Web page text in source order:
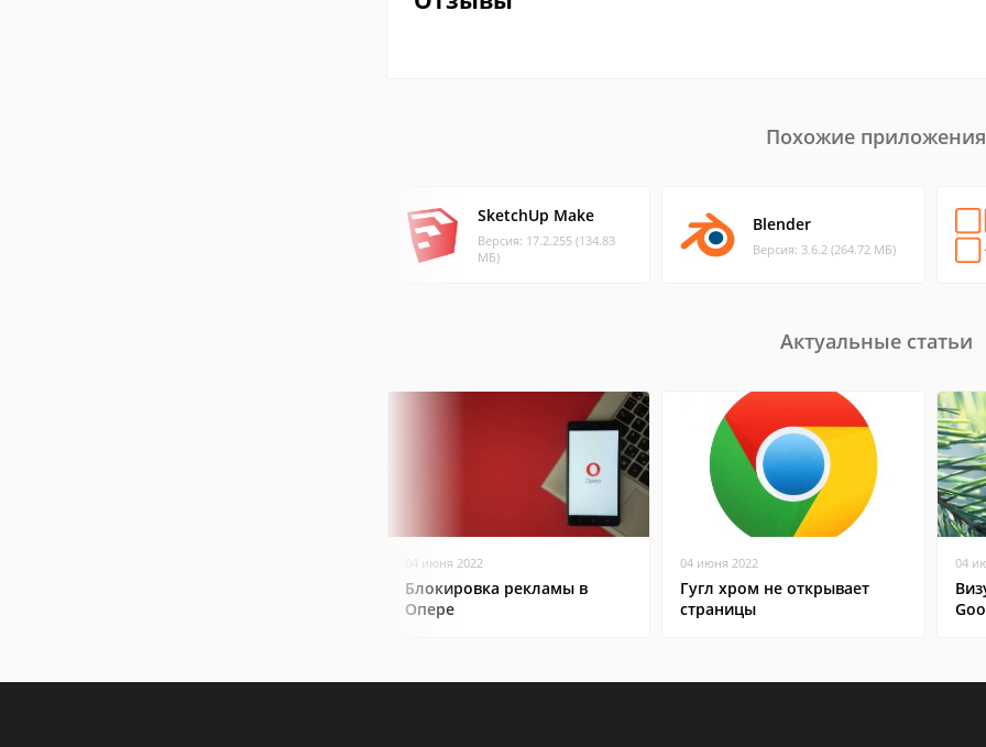
Похожие приложения
SketchUp Make
Версия: 17.2.255 (134.83
МБ)
Blender
Версия: 3.6.2 (264.72 МБ)
Актуальные статьи
04 июня 2022
Блокировка рекламы в
Опере
04 июня 2022
Гугл хром не открывает
страницы
04